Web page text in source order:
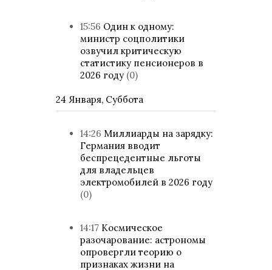
15:56 Один к одному:
министр соцполитики
озвучил критическую
статистику пенсионеров в
2026 году (0)
24 Января, Суббота
14:26 Миллиарды на зарядку:
Германия вводит
беспрецедентные льготы
для владельцев
электромобилей в 2026 году
(0)
14:17 Космическое
разочарование: астрономы
опровергли теорию о
признаках жизни на